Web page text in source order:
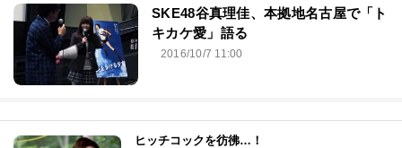
SKE48谷真理佳、本拠地名古屋で「ト
キカケ愛」語る
2016/10/7 11:00
ヒッチコックを彷彿…！